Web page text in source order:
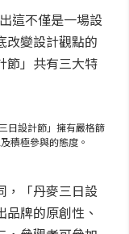
這不僅是一場設
改變設計觀點的
節」共有三大特
日設計節」擁有嚴格篩
積極參與的態度。
，「丹麥三日設
牌的原創性、